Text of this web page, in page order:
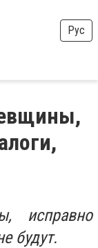
Рус
исправно
будут.